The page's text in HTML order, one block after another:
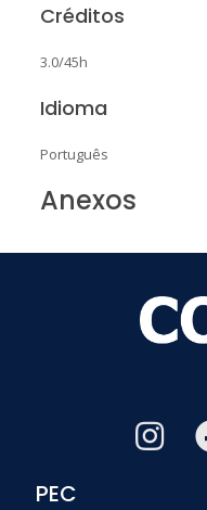
Créditos
3.0/45h
Idioma
Português
Anexos
PEC